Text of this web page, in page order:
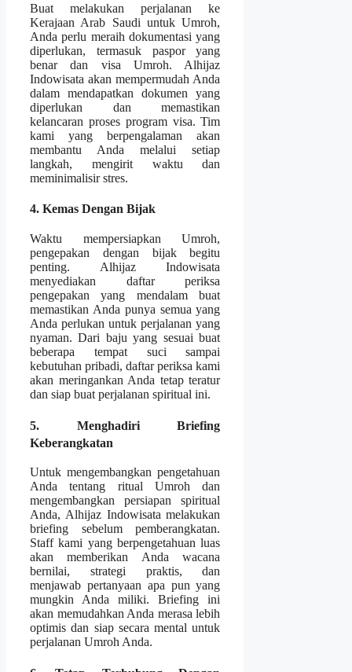
Buat melakukan perjalanan ke
Kerajaan Arab Saudi untuk Umroh,
Anda perlu meraih dokumentasi yang
diperlukan, termasuk paspor yang
benar dan visa Umroh. Alhijaz
Indowisata akan mempermudah Anda
dalam mendapatkan dokumen yang
diperlukan dan memastikan
kelancaran proses program visa. Tim
kami yang berpengalaman akan
membantu Anda melalui setiap
langkah, mengirit waktu dan
meminimalisir stres.
4. Kemas Dengan Bijak
Waktu mempersiapkan Umroh,
pengepakan dengan bijak begitu
penting. Alhijaz Indowisata
menyediakan daftar periksa
pengepakan yang mendalam buat
memastikan Anda punya semua yang
Anda perlukan untuk perjalanan yang
nyaman. Dari baju yang sesuai buat
beberapa tempat suci sampai
kebutuhan pribadi, daftar periksa kami
akan meringankan Anda tetap teratur
dan siap buat perjalanan spiritual ini.
5. Menghadiri Briefing
Keberangkatan
Untuk mengembangkan pengetahuan
Anda tentang ritual Umroh dan
mengembangkan persiapan spiritual
Anda, Alhijaz Indowisata melakukan
briefing sebelum pemberangkatan.
Staff kami yang berpengetahuan luas
akan memberikan Anda wacana
bernilai, strategi praktis, dan
menjawab pertanyaan apa pun yang
mungkin Anda miliki. Briefing ini
akan memudahkan Anda merasa lebih
optimis dan siap secara mental untuk
perjalanan Umroh Anda.